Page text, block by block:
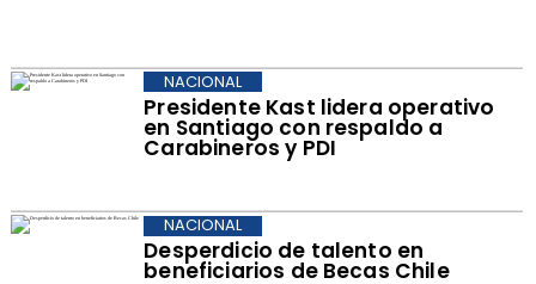
Presidente Kast lidera operativo
en Santiago con respaldo a
Carabineros y PDI
NACIONAL
Desperdicio de talento en
beneficiarios de Becas Chile
NACIONAL